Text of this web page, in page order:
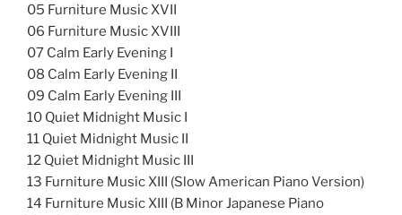
05 Furniture Music XVII
06 Furniture Music XVIII
07 Calm Early Evening I
08 Calm Early Evening II
09 Calm Early Evening III
10 Quiet Midnight Music I
11 Quiet Midnight Music II
12 Quiet Midnight Music III
13 Furniture Music XIII (Slow American Piano Version)
14 Furniture Music XIII (B Minor Japanese Piano